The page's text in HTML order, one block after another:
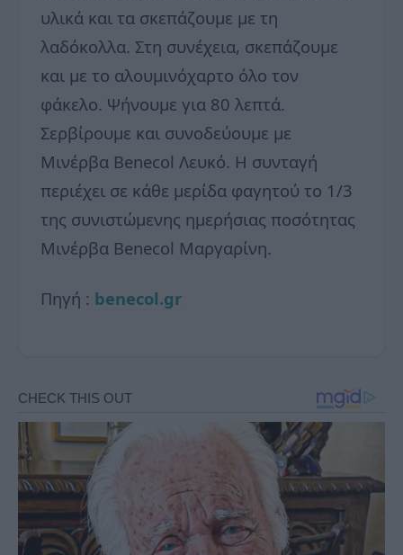
υλικά και τα σκεπάζουμε με τη
λαδόκολλα. Στη συνέχεια, σκεπάζουμε
και με το αλουμινόχαρτο όλο τον
φάκελο. Ψήνουμε για 80 λεπτά.
Σερβίρουμε και συνοδεύουμε με
Μινέρβα Benecol Λευκό. Η συνταγή
περιέχει σε κάθε μερίδα φαγητού το 1/3
της συνιστώμενης ημερήσιας ποσότητας
Μινέρβα Benecol Μαργαρίνη.
Πηγή : benecol.gr